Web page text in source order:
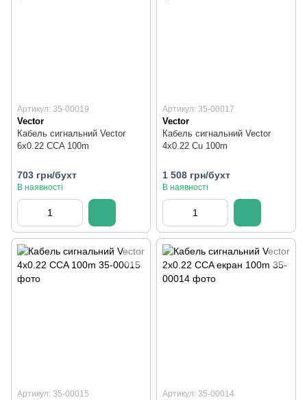
Артикул: 35-00019
Vector
Кабель сигнальний Vector
6х0.22 CCA 100m
703 грн/бухт
В наявності
Артикул: 35-00017
Vector
Кабель сигнальний Vector
4х0.22 Cu 100m
1 508 грн/бухт
В наявності
Артикул: 35-00015 Артикул: 35-00014